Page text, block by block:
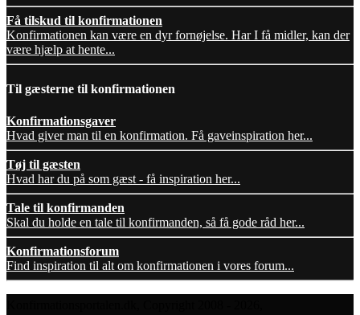
Få tilskud til konfirmationen
Konfirmationen kan være en dyr fornøjelse. Har I få midler, kan der
være hjælp at hente...
Til gæsterne til konfirmationen
Konfirmationsgaver
Hvad giver man til en konfirmation. Få gaveinspiration her...
Tøj til gæsten
Hvad har du på som gæst - få inspiration her...
Tale til konfirmanden
Skal du holde en tale til konfirmanden, så få gode råd her...
Konfirmationsforum
Find inspiration til alt om konfirmationen i vores forum...